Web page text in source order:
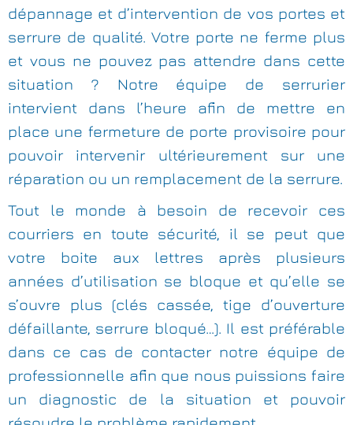
dépannage et d’intervention de vos portes et
serrure de qualité. Votre porte ne ferme plus
et vous ne pouvez pas attendre dans cette
situation ? Notre équipe de serrurier
intervient dans l’heure afin de mettre en
place une fermeture de porte provisoire pour
pouvoir intervenir ultérieurement sur une
réparation ou un remplacement de la serrure.
Tout le monde à besoin de recevoir ces
courriers en toute sécurité, il se peut que
votre boite aux lettres après plusieurs
années d’utilisation se bloque et qu’elle se
s’ouvre plus (clés cassée, tige d’ouverture
défaillante, serrure bloqué…). Il est préférable
dans ce cas de contacter notre équipe de
professionnelle afin que nous puissions faire
un diagnostic de la situation et pouvoir